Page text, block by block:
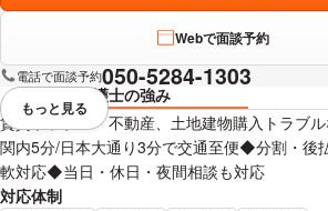
Webで面談予約
電話で面談予約050-5284-1303
弁護士の強み
賃貸トラブル・不動産、土地建物購入トラブ
関内5分/日本大通り3分で交通至便◆分割・後
軟対応◆当日・休日・夜間相談も対応
対応体制
視覚的に省略されている要素を
もっと見る